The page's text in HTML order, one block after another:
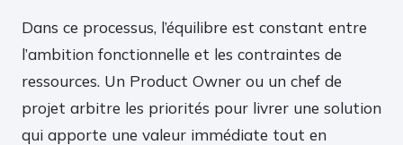
Dans ce processus, l’équilibre est constant entre
l’ambition fonctionnelle et les contraintes de
ressources. Un Product Owner ou un chef de
projet arbitre les priorités pour livrer une solution
qui apporte une valeur immédiate tout en